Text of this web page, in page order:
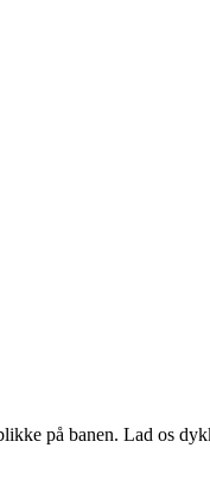
på banen. Lad os